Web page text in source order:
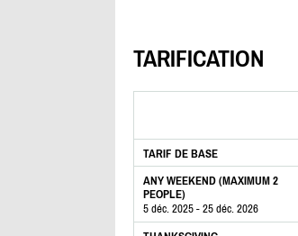
TARIFICATION
TARIF DE BASE
ANY WEEKEND (MAXIMUM 2
PEOPLE)
5 déc. 2025 - 25 déc. 2026